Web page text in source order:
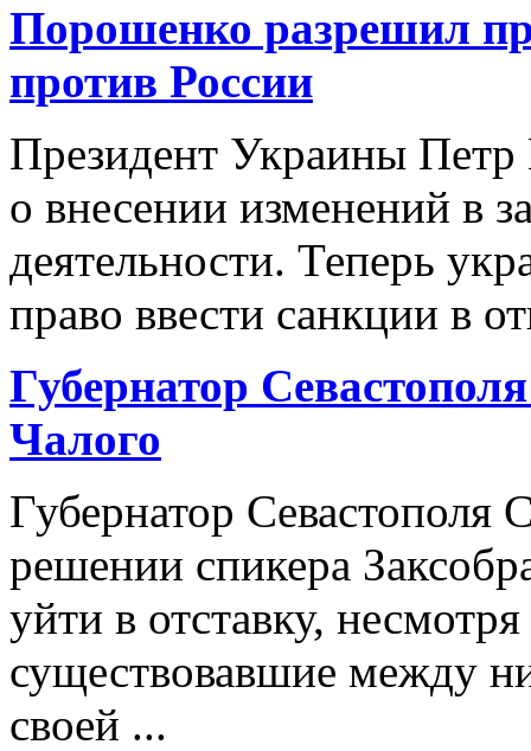
Порошенко разрешил
против России
Президент Украины
о внесении изменений в
деятельности. Теперь
право ввести санкции в
Губернатор
Чалого
Губернатор Севастополя
решении спикера
уйти в отставку,
существовавшие между
своей ...